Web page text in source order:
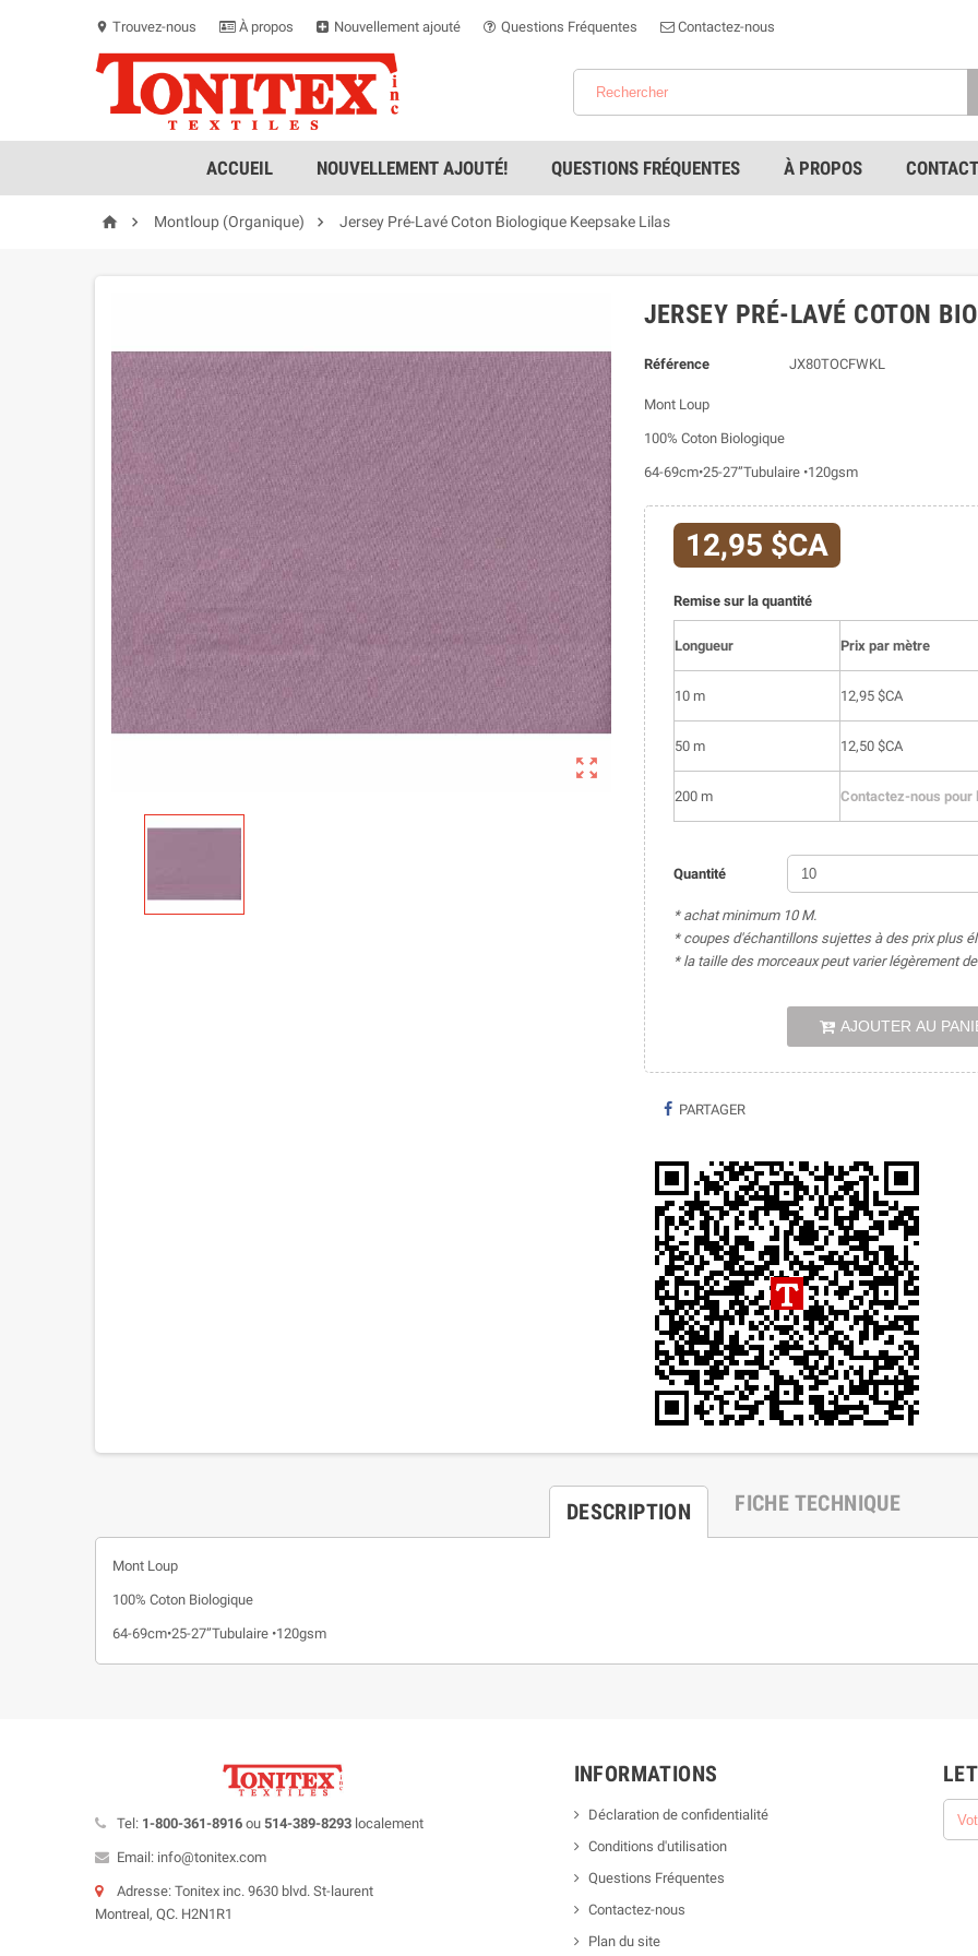
location_on Trouvez-nous À propos Nouvellement ajouté Questions Fréquentes Contactez-nous
ACCUEIL NOUVELLEMENT AJOUTÉ! QUESTIONS FRÉQUENTES À PROPOS
  Montloup (Organique)  Jersey Pré-Lavé Coton Biologique Keepsake Lilas

JERSEY PRÉ-LAVÉ COTON
Référence JX80TOCFWKL
Mont Loup
100% Coton Biologique
64-69cm•25-27”Tubulaire •120gsm
12,95 $CA
Remise sur la quantité
Longueur Prix par mètre
10 m 12,95 $CA
50 m 12,50 $CA
200 m Contactez-nous pour
Quantité
* achat minimum 10 M.
* coupes d'échantillons sujettes à des prix plus
* la taille des morceaux peut varier légèrement
AJOUTER AU
PARTAGER
DESCRIPTION FICHE TECHNIQUE
Mont Loup
100% Coton Biologique
64-69cm•25-27”Tubulaire •120gsm
Tel: 1-800-361-8916 ou 514-389-8293 localement
Email: info@tonitex.com
Adresse: Tonitex inc. 9630 blvd. St-laurent
Montreal, QC. H2N1R1
INFORMATIONS
Déclaration de confidentialité
Conditions d'utilisation
Questions Fréquentes
Contactez-nous
Plan du site